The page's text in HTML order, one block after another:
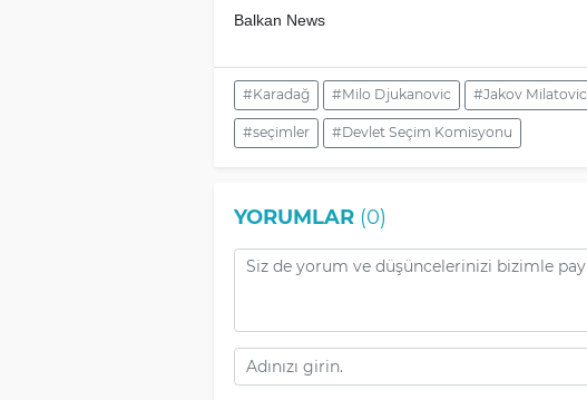
Balkan News
#Karadağ #Milo Djukanovic #Jakov Milatovic
#seçimler #Devlet Seçim Komisyonu
YORUMLAR(0)